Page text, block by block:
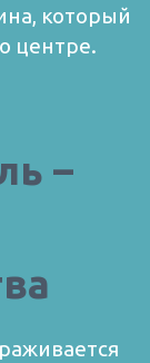
который
центре.
–